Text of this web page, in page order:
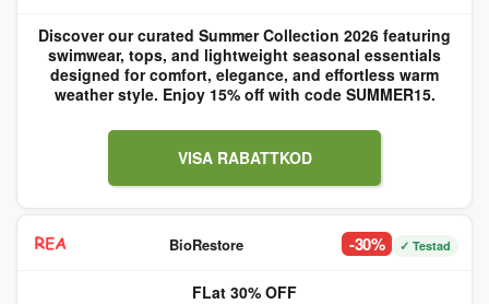
Discover our curated Summer Collection 2026 featuring
swimwear, tops, and lightweight seasonal essentials
designed for comfort, elegance, and effortless warm
weather style. Enjoy 15% off with code SUMMER15.
VISA RABATTKOD
BioRestore -30% ✓ Testad
FLat 30% OFF